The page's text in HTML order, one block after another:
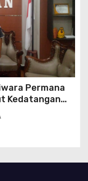
Permana
Kedatangan
Barat